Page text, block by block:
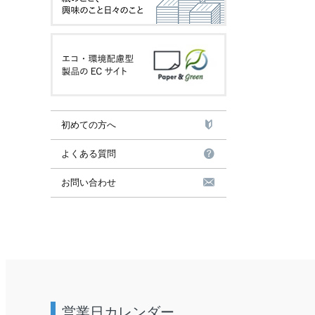
初めての方へ
よくある質問
お問い合わせ